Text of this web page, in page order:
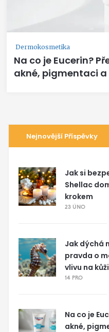
Dermokosmetika
Na co je Eucerin?
akné, pigmentaci
Nejnovější Příspěvky
Jak si
Shellac
krokem
23 ÚNO
Jak dýchá
pravda o
vlivu na kůži
14 PRO
Na co je
akné,